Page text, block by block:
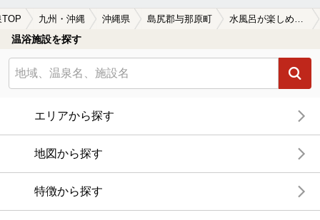
TOP 九州・沖縄 沖縄県 島尻郡与那原町 水風呂が楽しめる島尻郡与那原町の温泉、日帰り温泉、スーパー銭湯おすすめ
温浴施設を探す
エリアから探す
地図から探す
特徴から探す